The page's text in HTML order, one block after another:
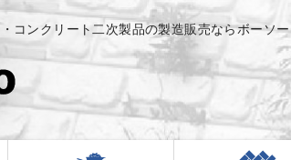
コンクリート二次製品の製造販売ならボーソー
株式会社Boso